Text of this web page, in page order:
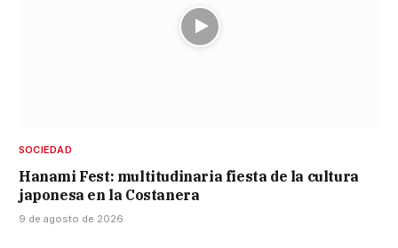
SOCIEDAD
Hanami Fest: multitudinaria fiesta de la cultura
japonesa en la Costanera
9 de agosto de 2026